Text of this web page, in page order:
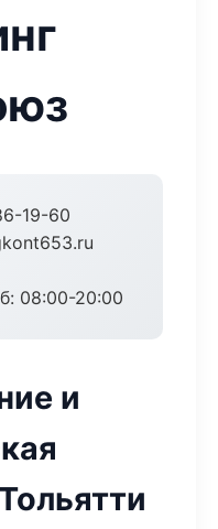
19-60
08:00-20:00
и